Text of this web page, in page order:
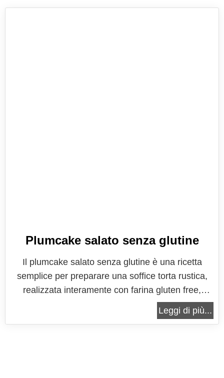
Plumcake salato senza glutine
Il plumcake salato senza glutine è una ricetta
semplice per preparare una soffice torta rustica,
realizzata interamente con farina gluten free,
quindi adatte anche ai celiaci. Nello specifico la
ricetta è anche vegetariana, poichè il plumcake è
Leggi di più...